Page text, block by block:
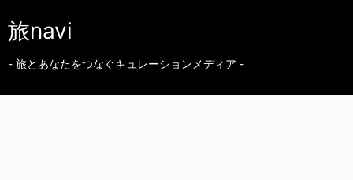
旅navi
- 旅とあなたをつなぐキュレーションメディア -